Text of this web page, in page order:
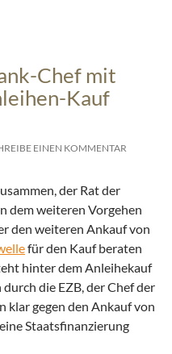
Chef mit
Kauf
EINEN KOMMENTAR
der Rat der
dem weiteren Vorgehen
den weiteren Ankauf von
für den Kauf beraten
hinter dem Anleihekauf
die EZB, der Chef der
klar gegen den Ankauf von
Staatsfinanzierung